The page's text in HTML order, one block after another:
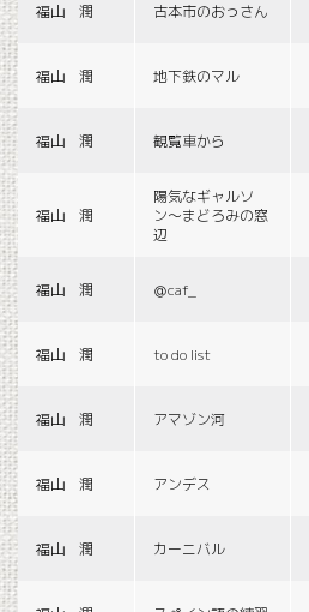
福山 潤 古本市のおっさん
福山 潤 地下鉄のマル
福山 潤 観覧車から
福山 潤
陽気なギャルソ
ン〜まどろみの窓
辺
福山 潤 ＠caf_
福山 潤 to do list
福山 潤 アマゾン河
福山 潤 アンデス
福山 潤 カーニバル